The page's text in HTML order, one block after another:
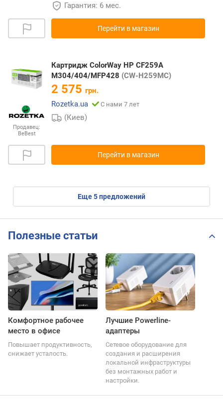
Гарантия: 6 мес.
Перейти в магазин
Продавец:
BeBest
Картридж ColorWay HP CF259A
M304/404/MFP428 (CW-H259MC)
2 575 грн.
Rozetka.ua
С нами 7 лет
(Киев)
Перейти в магазин
eще5предложений
Полезные статьи
Комфортное рабочее
место в офисе
Повышает продуктивность,
снижает усталость.
Лучшие Powerline-
адаптеры
Сетевое оборудование для
создания и расширения
локальной инфраструктуры
без монтажных работ и
настройки.